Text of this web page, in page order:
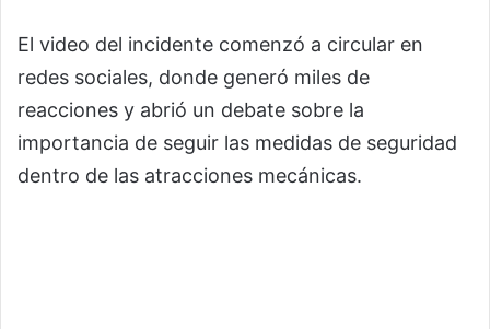
El video del incidente comenzó a circular en
redes sociales, donde generó miles de
reacciones y abrió un debate sobre la
importancia de seguir las medidas de seguridad
dentro de las atracciones mecánicas.